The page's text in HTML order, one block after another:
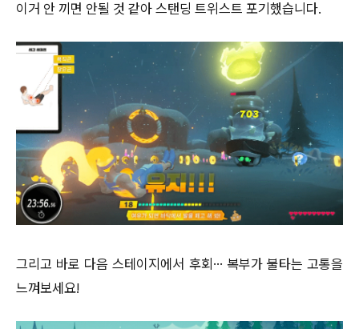
이거 안 끼면 안될 것 같아 스탠딩 트위스트 포기했습니다.
그리고 바로 다음 스테이지에서 후회… 복부가 불타는 고통을
느껴보세요!